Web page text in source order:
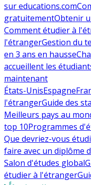
sur educations.com
gratuitementObtenir
Comment étudier à
l'étrangerGestion du
en 3 ans en hausse
accueillent les
maintenant
États-UnisEspagne
l'étrangerGuide des
Meilleurs pays au
top 10Programmes
Que devriez-vous
faire avec un diplôme
Salon d'études global
étudier à l'étranger